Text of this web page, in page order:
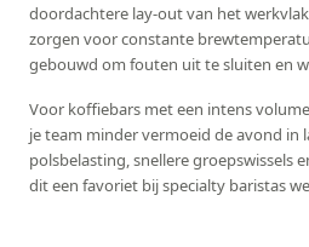
doordachtere lay-out van het
zorgen voor constante
gebouwd om fouten uit te sluiten en
Voor koffiebars met een intens
je team minder vermoeid de avond in
polsbelasting, snellere groepswissels
dit een favoriet bij specialty baristas